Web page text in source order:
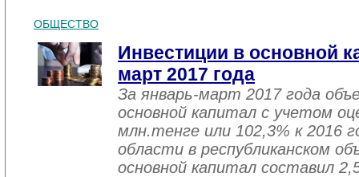
ОБЩЕСТВО
Инвестиции в основной
март 2017 года
За январь-март 2017 года
основной капитал с учетом
млн.тенге или 102,3% к 2016
области в республиканском
основной капитал составил